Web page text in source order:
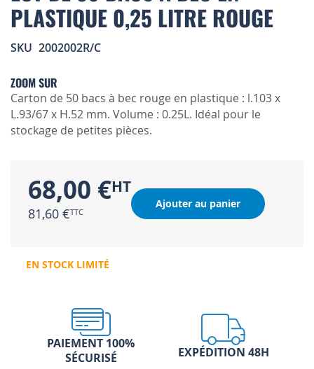
beginning
of
images
PLASTIQUE 0,25 LITRE ROUGE
SKU 2002002R/C
ZOOM SUR
Carton de 50 bacs à bec rouge en plastique : l.103 x
L.93/67 x H.52 mm. Volume : 0.25L. Idéal pour le
stockage de petites pièces.
68,00 €
81,60 €
Ajouter au panier
EN STOCK LIMITÉ
PAIEMENT 100%
SÉCURISÉ
EXPÉDITION 48H